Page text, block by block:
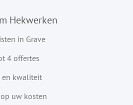
Hekwerken
in Grave
4 offertes
en kwaliteit
uw kosten